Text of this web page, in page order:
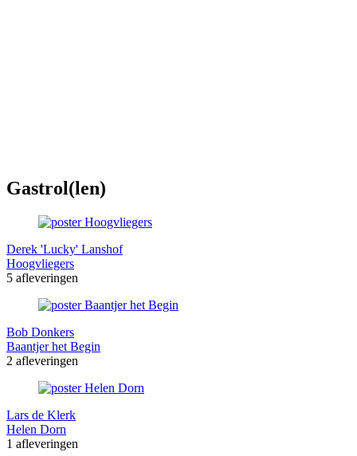
Gastrol(len)
Derek 'Lucky' Lanshof
Hoogvliegers
5 afleveringen
Bob Donkers
Baantjer het Begin
2 afleveringen
Lars de Klerk
Helen Dorn
1 afleveringen